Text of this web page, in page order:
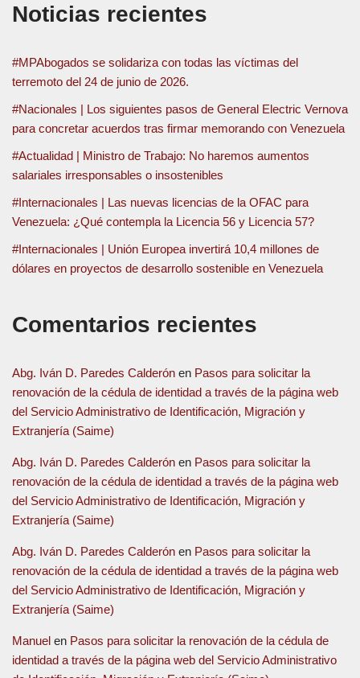
Noticias recientes
#MPAbogados se solidariza con todas las víctimas del
terremoto del 24 de junio de 2026.
#Nacionales | Los siguientes pasos de General Electric Vernova
para concretar acuerdos tras firmar memorando con Venezuela
#Actualidad | Ministro de Trabajo: No haremos aumentos
salariales irresponsables o insostenibles
#Internacionales | Las nuevas licencias de la OFAC para
Venezuela: ¿Qué contempla la Licencia 56 y Licencia 57?
#Internacionales | Unión Europea invertirá 10,4 millones de
dólares en proyectos de desarrollo sostenible en Venezuela
Comentarios recientes
Abg. Iván D. Paredes Calderón en Pasos para solicitar la
renovación de la cédula de identidad a través de la página web
del Servicio Administrativo de Identificación, Migración y
Extranjería (Saime)
Abg. Iván D. Paredes Calderón en Pasos para solicitar la
renovación de la cédula de identidad a través de la página web
del Servicio Administrativo de Identificación, Migración y
Extranjería (Saime)
Abg. Iván D. Paredes Calderón en Pasos para solicitar la
renovación de la cédula de identidad a través de la página web
del Servicio Administrativo de Identificación, Migración y
Extranjería (Saime)
Manuel en Pasos para solicitar la renovación de la cédula de
identidad a través de la página web del Servicio Administrativo